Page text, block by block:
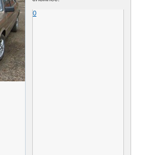
0